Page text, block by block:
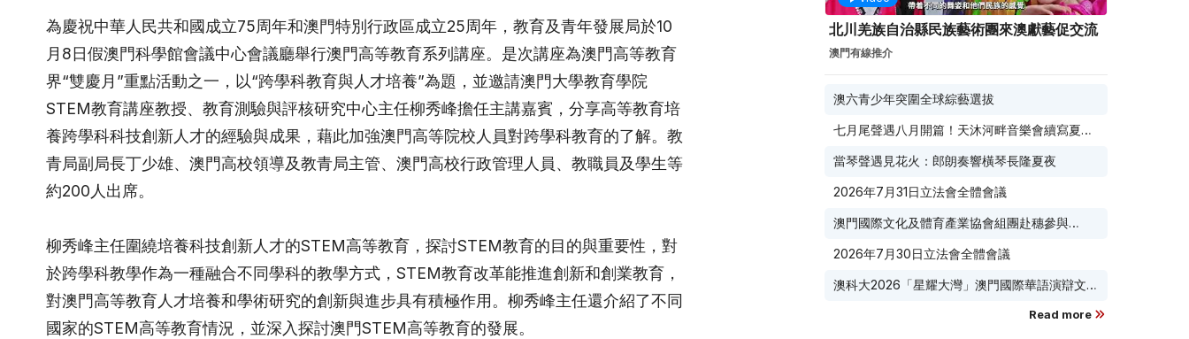
為慶祝中華人民共和國成立75周年和澳門特別行政區成立25周年，教育及青年發展局於10
月8日假澳門科學館會議中心會議廳舉行澳門高等教育系列講座。是次講座為澳門高等教育
界“雙慶月”重點活動之一，以“跨學科教育與人才培養”為題，並邀請澳門大學教育學院
STEM教育講座教授、教育測驗與評核研究中心主任柳秀峰擔任主講嘉賓，分享高等教育培
養跨學科科技創新人才的經驗與成果，藉此加強澳門高等院校人員對跨學科教育的了解。教
青局副局長丁少雄、澳門高校領導及教青局主管、澳門高校行政管理人員、教職員及學生等
約200人出席。
柳秀峰主任圍繞培養科技創新人才的STEM高等教育，探討STEM教育的目的與重要性，對
於跨學科教學作為一種融合不同學科的教學方式，STEM教育改革能推進創新和創業教育，
對澳門高等教育人才培養和學術研究的創新與進步具有積極作用。柳秀峰主任還介紹了不同
國家的STEM高等教育情況，並深入探討澳門STEM高等教育的發展。
北川羌族自治縣民族藝術團來澳獻藝促交流
澳門有線推介
澳六青少年突圍全球綜藝選拔
七月尾聲遇八月開篇！天沐河畔音樂會續寫夏夜
當琴聲遇見花火：郎朗奏響橫琴長隆夏夜
2026年7月31日立法會全體會議
澳門國際文化及體育產業協會組團赴穗參與
向葡西語市場
2026年7月30日立法會全體會議
澳科大2026「星耀大灣」澳門國際華語演辯文化
Read more